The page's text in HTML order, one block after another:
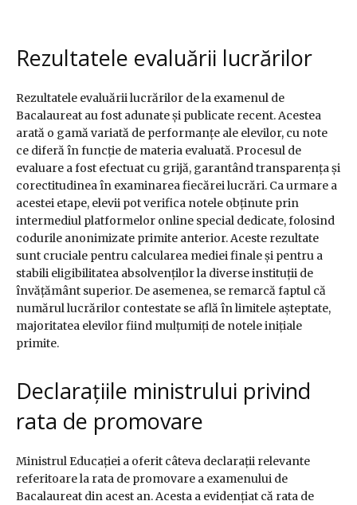
Rezultatele evaluării lucrărilor
Rezultatele evaluării lucrărilor de la examenul de
Bacalaureat au fost adunate și publicate recent. Acestea
arată o gamă variată de performanțe ale elevilor, cu note
ce diferă în funcție de materia evaluată. Procesul de
evaluare a fost efectuat cu grijă, garantând transparența și
corectitudinea în examinarea fiecărei lucrări. Ca urmare a
acestei etape, elevii pot verifica notele obținute prin
intermediul platformelor online special dedicate, folosind
codurile anonimizate primite anterior. Aceste rezultate
sunt cruciale pentru calcularea mediei finale și pentru a
stabili eligibilitatea absolvenților la diverse instituții de
învățământ superior. De asemenea, se remarcă faptul că
numărul lucrărilor contestate se află în limitele așteptate,
majoritatea elevilor fiind mulțumiți de notele inițiale
primite.
Declarațiile ministrului privind
rata de promovare
Ministrul Educației a oferit câteva declarații relevante
referitoare la rata de promovare a examenului de
Bacalaureat din acest an. Acesta a evidențiat că rata de